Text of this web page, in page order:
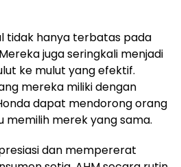
tidak hanya terbatas pada
juga seringkali menjadi
ke mulut yang efektif.
mereka miliki dengan
dapat mendorong orang
memilih merek yang sama.
dan mempererat